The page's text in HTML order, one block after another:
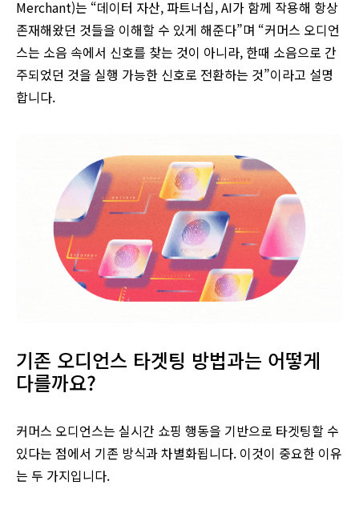
Merchant)는 “데이터 자산, 파트너십, AI가 함께 작용해 항상
존재해왔던 것들을 이해할 수 있게 해준다”며 “커머스 오디언
스는 소음 속에서 신호를 찾는 것이 아니라, 한때 소음으로 간
주되었던 것을 실행 가능한 신호로 전환하는 것”이라고 설명
합니다.
기존 오디언스 타겟팅 방법과는 어떻게
다를까요?
커머스 오디언스는 실시간 쇼핑 행동을 기반으로 타겟팅할 수
있다는 점에서 기존 방식과 차별화됩니다. 이것이 중요한 이유
는 두 가지입니다.